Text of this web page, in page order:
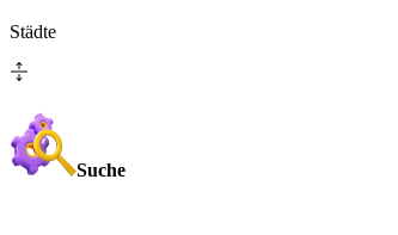
Städte
Suche